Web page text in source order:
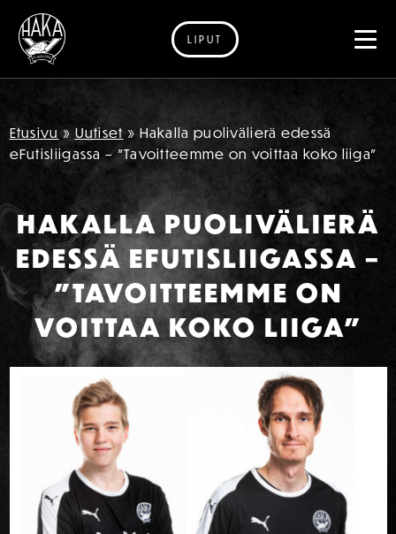
Siirry sisältöön
LIPUT
Etusivu » Uutiset » Hakalla puolivälierä edessä
eFutisliigassa – ”Tavoitteemme on voittaa koko liiga”
HAKALLA PUOLIVÄLIERÄ
EDESSÄ EFUTISLIIGASSA –
”TAVOITTEEMME ON
VOITTAA KOKO LIIGA”